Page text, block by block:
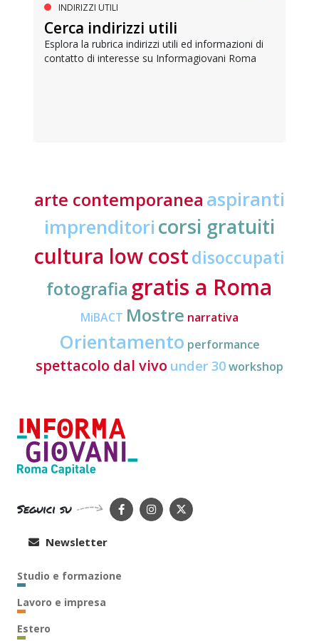
INDIRIZZI UTILI
Cerca indirizzi utili
Esplora la rubrica indirizzi utili ed informazioni di
contatto di interesse su Informagiovani Roma
arte contemporanea aspiranti
imprenditori corsi gratuiti
cultura low costdisoccupati
fotografia gratis a Roma
MiBACT Mostre narrativa
Orientamento performance
spettacolo dal vivo under 30workshop
Seguici su
Newsletter
Studio e formazione
Lavoro e impresa
Estero